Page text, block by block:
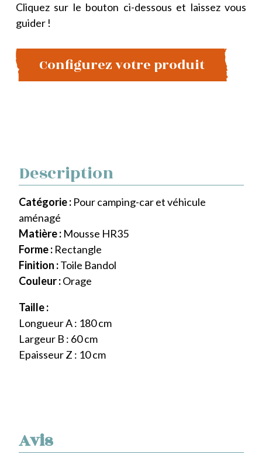
Cliquez sur le bouton ci-dessous et laissez vous
guider !
Configurez votre produit
Avis
Description
Catégorie : Pour camping-car et véhicule
aménagé
Matière : Mousse HR35
Forme : Rectangle
Finition :Toile Bandol
Couleur :Orage
Taille :
Longueur A : 180 cm
Largeur B : 60 cm
Epaisseur Z : 10 cm